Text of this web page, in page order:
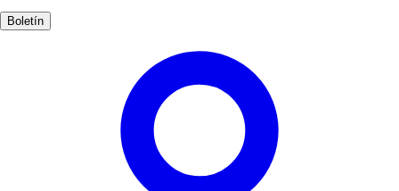
Boletín
Semana Santa y las fiestas patronales. Estas celebraciones son una
excelente oportunidad para sumergirse en las tradiciones y
costumbres de este encantador lugar.
3-7 días Medio ModeradoApto familias